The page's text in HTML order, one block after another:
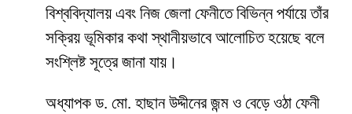
বিশ্ববিদ্যালয় এবং নিজ জেলা ফেনীতে বিভিন্ন পর্যায়ে তাঁর
সক্রিয় ভূমিকার কথা স্থানীয়ভাবে আলোচিত হয়েছে বলে
সংশ্লিষ্ট সূত্রে জানা যায়।
অধ্যাপক ড. মো. হাছান উদ্দীনের জন্ম ও বেড়ে ওঠা ফেনী